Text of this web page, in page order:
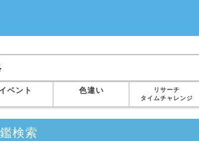
イベント 色違い
リサーチ
タイムチャレンジ
検索